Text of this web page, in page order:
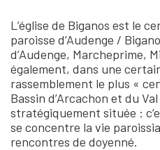
L’église de Biganos est le
paroisse d’Audenge /
d’Audenge, Marcheprime,
également, dans une
rassemblement le plus «
Bassin d’Arcachon et du
stratégiquement située :
se concentre la vie
rencontres de doyenné.